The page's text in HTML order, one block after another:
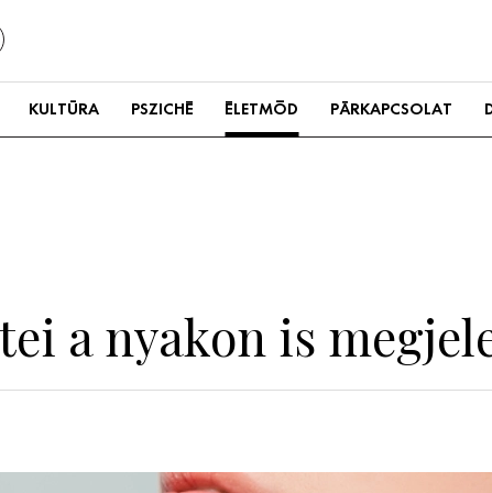
KULTÚRA PSZICHÉ ÉLETMÓD PÁRKAPCSOLAT
a nyakon is